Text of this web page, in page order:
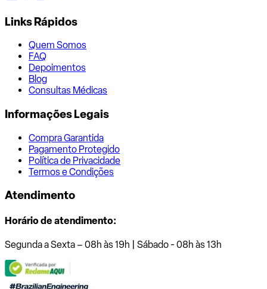
Links Rápidos
Quem Somos
FAQ
Depoimentos
Blog
Consultas Médicas
Informações Legais
Compra Garantida
Pagamento Protegido
Política de Privacidade
Termos e Condições
Atendimento
Horário de atendimento:
Segunda a Sexta – 08h às 19h | Sábado - 08h às 13h